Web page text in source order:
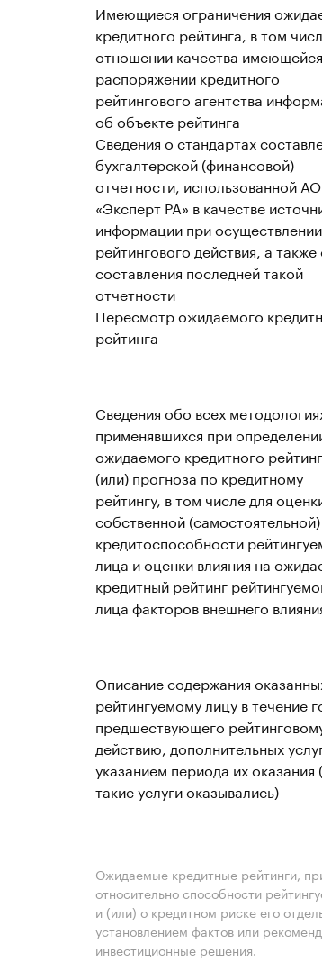
Имеющиеся ограничения
кредитного рейтинга, в том
отношении качества
распоряжении кредитного
рейтингового агентства
об объекте рейтинга
Сведения о стандартах
бухгалтерской (финансовой)
отчетности, использованной АО
«Эксперт РА» в качестве
информации при осуществлении
рейтингового действия, а также
составления последней такой
отчетности
Пересмотр ожидаемого
рейтинга
Сведения обо всех
применявшихся при
ожидаемого кредитного
(или) прогноза по кредитному
рейтингу, в том числе для
собственной (самостоятельной)
кредитоспособности
лица и оценки влияния на
кредитный рейтинг
лица факторов внешнего
Описание содержания
рейтингуемому лицу в течение
предшествующего
действию, дополнительных
указанием периода их оказания
такие услуги оказывались)
Ожидаемые кредитные рейтинги,
относительно способности
и (или) о кредитном риске его
установлением фактов или
инвестиционные решения.